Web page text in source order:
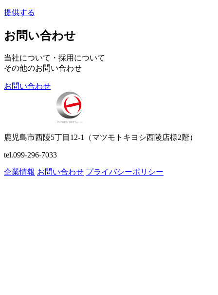
提供する
お問い合わせ
当社について・採用について
その他のお問い合わせ
お問い合わせ
鹿児島市西陵5丁目12-1（マツモトキヨシ西陵店様2階）
tel.099-296-7033
企業情報 お問い合わせ プライバシーポリシー